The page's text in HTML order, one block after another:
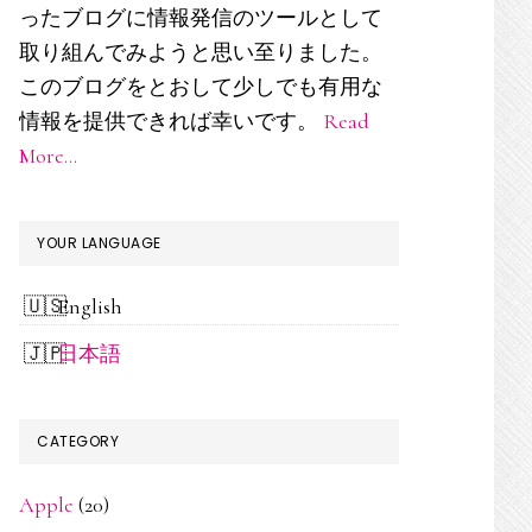
ド
バ
ー
ったブログに情報発信のツールとして
取り組んでみようと思い至りました。
このブログをとおして少しでも有用な
情報を提供できれば幸いです。 Read
More…
YOUR LANGUAGE
English
日本語
CATEGORY
Apple (20)